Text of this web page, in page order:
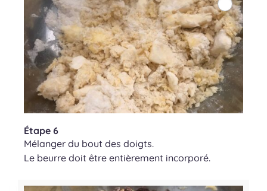
Étape 6
Mélanger du bout des doigts.
Le beurre doit être entièrement incorporé.